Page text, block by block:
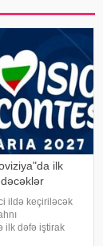
ilk
ildə keçiriləcək
ilk dəfə iştirak